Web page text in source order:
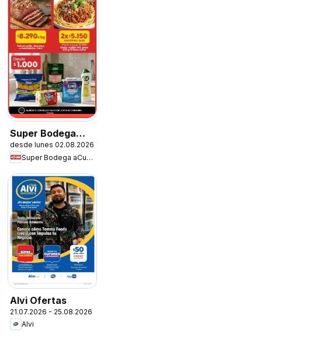
Super Bodega
aCuenta Ofertas
desde lunes 02.08.2026
Super Bodega aCuenta
Alvi Ofertas
21.07.2026 - 25.08.2026
Alvi